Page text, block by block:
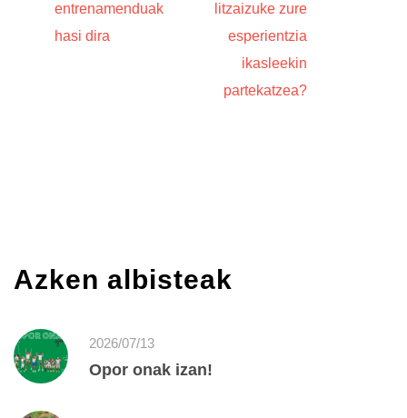
entrenamenduak
hasi dira
litzaizuke zure
esperientzia
ikasleekin
partekatzea?
Azken albisteak
2026/07/13
Opor onak izan!